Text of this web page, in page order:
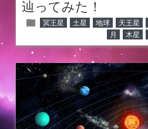
辿ってみた！
folder 冥王星 土星 地球 天王星
月
木星